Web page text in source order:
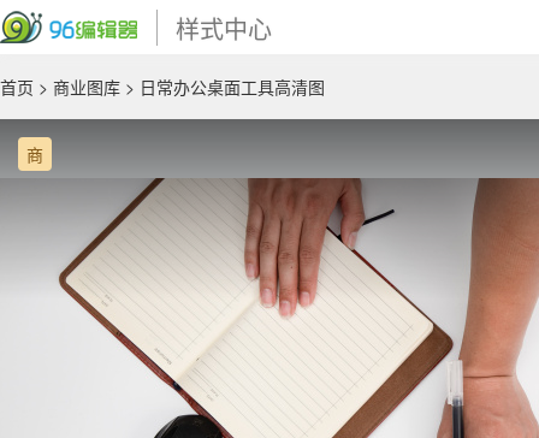
样式中心
首页 > 商业图库 > 日常办公桌面工具高清图
商